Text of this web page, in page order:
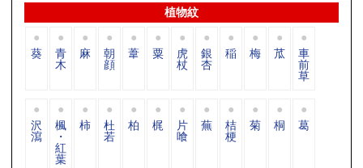
植物紋
葵 青
木
麻 朝
顔
葦 粟 虎
杖
銀
杏
稲 梅 苽 車
前
草
沢
瀉
楓
・
紅
葉
柿 杜
若
柏 梶 片
喰
蕪 桔
梗
菊 桐 葛